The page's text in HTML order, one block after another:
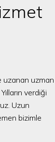
uzanan uzman
verdiği
Uzun
bizimle